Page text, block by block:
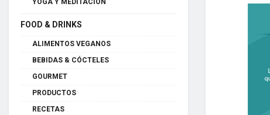
YOGA Y MEDITACIÓN
FOOD & DRINKS
ALIMENTOS VEGANOS
BEBIDAS & CÓCTELES
GOURMET
PRODUCTOS
RECETAS